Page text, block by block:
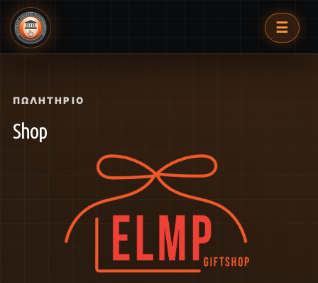
☰
ΠΩΛΗΤΉΡΙΟ
Shop